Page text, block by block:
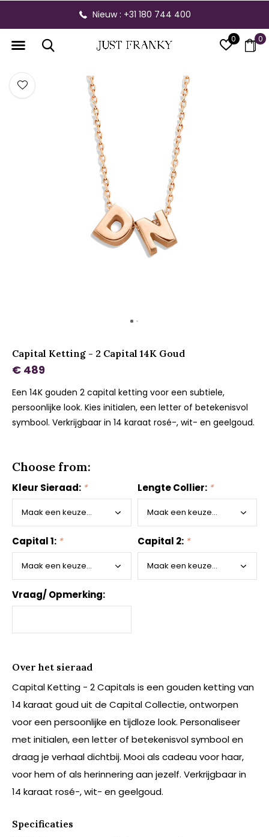
0 0
Nieuw : +31 180 744 400
Capital Ketting - 2 Capital 14K Goud
€ 489
Een 14K gouden 2 capital ketting voor een subtiele,
persoonlijke look. Kies initialen, een letter of betekenisvol
symbool. Verkrijgbaar in 14 karaat rosé-, wit- en geelgoud.
Choose from:
Kleur Sieraad: * Lengte Collier: *
Capital 1: * Capital 2: *
Vraag/ Opmerking:
Over het sieraad
Capital Ketting - 2 Capitals is een gouden ketting van
14 karaat goud uit de Capital Collectie, ontworpen
voor een persoonlijke en tijdloze look. Personaliseer
met initialen, een letter of betekenisvol symbool en
draag je verhaal dichtbij. Mooi als cadeau voor haar,
voor hem of als herinnering aan jezelf. Verkrijgbaar in
14 karaat rosé-, wit- en geelgoud.
Specificaties